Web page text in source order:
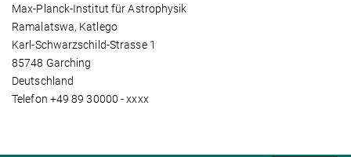
Max-Planck-Institut für Astrophysik
Ramalatswa, Katlego
Karl-Schwarzschild-Strasse 1
85748 Garching
Deutschland
Telefon +49 89 30000 - xxxx